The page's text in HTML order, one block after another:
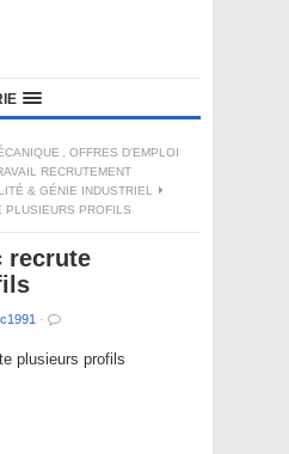
, OFFRES D'EMPLOI
RECRUTEMENT
& GÉNIE INDUSTRIEL
PLUSIEURS PROFILS
recrute
·